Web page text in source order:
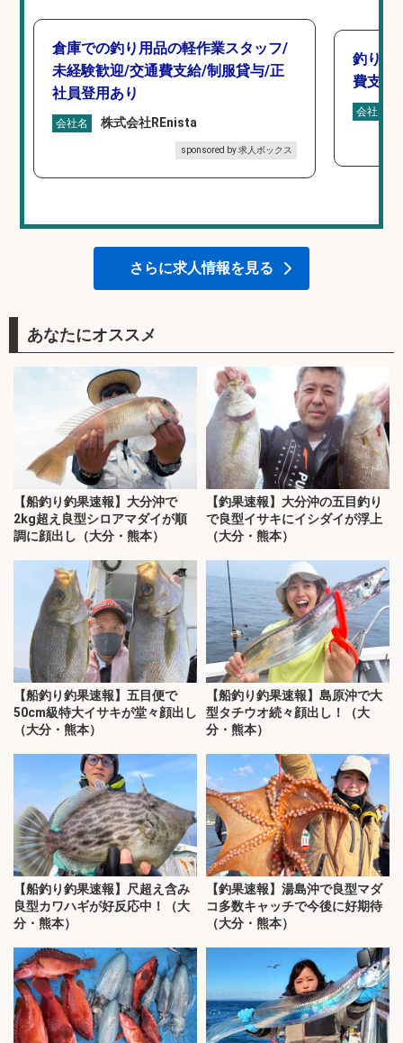
倉庫での釣り用品の軽作業スタッフ/
未経験歓迎/交通費支給/制服貸与/正
社員登用あり
会社名 株式会社REnista
sponsored by 求人ボックス
釣り具
費支給
会社名
さらに求人情報を見る
あなたにオススメ
【船釣り釣果速報】大分沖で
2kg超え良型シロアマダイが順
調に顔出し（大分・熊本）
【釣果速報】大分沖の五目釣り
で良型イサキにイシダイが浮上
（大分・熊本）
【船釣り釣果速報】五目便で
50cm級特大イサキが堂々顔出し
（大分・熊本）
【船釣り釣果速報】島原沖で大
型タチウオ続々顔出し！（大
分・熊本）
【船釣り釣果速報】尺超え含み
良型カワハギが好反応中！（大
分・熊本）
【釣果速報】湯島沖で良型マダ
コ多数キャッチで今後に好期待
（大分・熊本）